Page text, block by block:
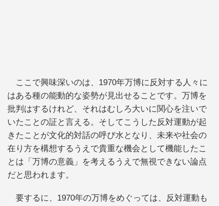
ここで興味深いのは、1970年万博に反対する人々に
はある種の能動的な姿勢が見出せることです。万博を
批判はするけれど、それはむしろ大いに関心を注いで
いたことの証と言える。そしてこうした反対運動が起
きたことが文化的対話の呼び水となり、未来や社会の
在り方を構想するうえで貴重な機会として機能したこ
とは「万博の意義」を考えるうえで無視できない論点
だと思われます。
要するに、1970年の万博をめぐっては、反対運動も